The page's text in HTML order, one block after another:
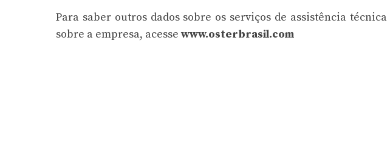
Para saber outros dados sobre os serviços de assistência
sobre a empresa, acesse www.osterbrasil.com